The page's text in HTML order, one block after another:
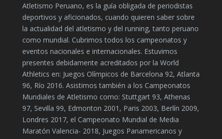
Atletismo Peruano, es la guía obligada de periodistas
deportivos y aficionados, cuando quieren saber sobre
la actualidad del atletismo y del running, tanto peruano
como mundial. Cubrimos todos los campeonatos y
eventos nacionales e internacionales. Estuvimos
presentes debidamente acreditados por la World
Athletics en: Juegos Olímpicos de Barcelona 92, Atlanta
96, Río 2016. Asistimos también a los Campeonatos
Mundiales de Atletismo como: Stuttgart 93, Athenas
97, Sevilla 99, Edmonton 2001, Paris 2003, Berlín 2009,
Londres 2017, el Campeonato Mundial de Media
Maratón Valencia- 2018, Juegos Panamericanos y